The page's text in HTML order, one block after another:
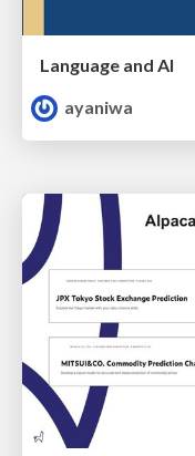
Language and AI
ayaniwa